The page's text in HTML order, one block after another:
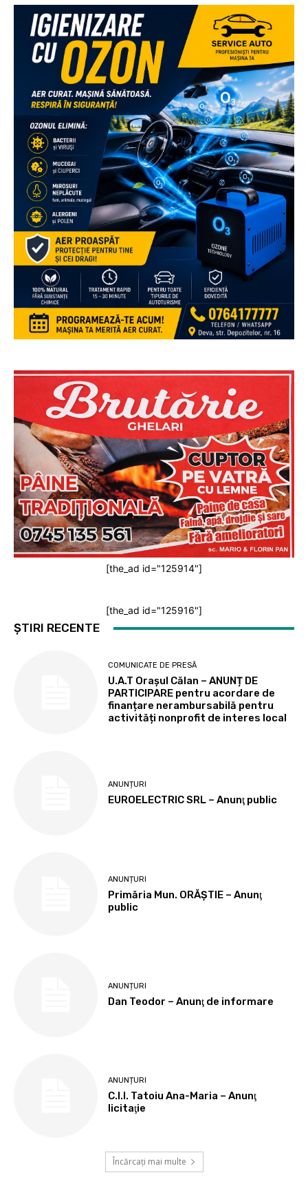
[the_ad id="125914"]
[the_ad id="125916"]
ȘTIRI RECENTE
COMUNICATE DE PRESĂ
U.A.T Orașul Călan – ANUNȚ DE
PARTICIPARE pentru acordare de
finanțare nerambursabilă pentru
activități nonprofit de interes local
ANUNȚURI
EUROELECTRIC SRL – Anunţ public
ANUNȚURI
Primăria Mun. ORĂȘTIE – Anunţ
public
ANUNȚURI
Dan Teodor – Anunţ de informare
ANUNȚURI
C.I.I. Tatoiu Ana-Maria – Anunţ
licitaţie
Încărcați mai multe